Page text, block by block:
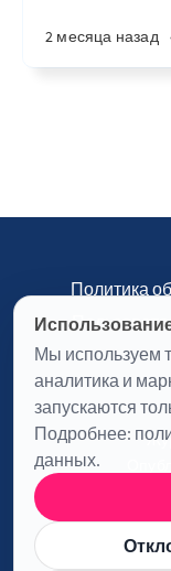
2 месяца назад
Мы используем
аналитика и
запускаются
Подробнее:
данных.
Политика